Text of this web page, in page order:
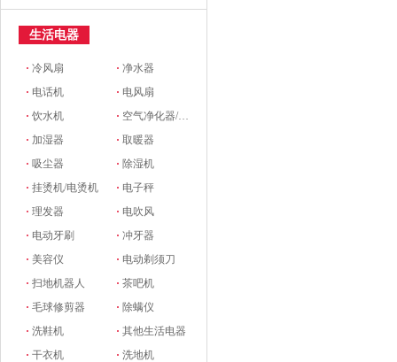
生活电器
·冷风扇 ·净水器
· 电话机 · 电风扇
·饮水机 · 空气净化器/新风系统
· 加湿器 ·取暖器
·吸尘器 · 除湿机
·挂烫机/电烫机 · 电子秤
·理发器 · 电吹风
· 电动牙刷 ·冲牙器
·美容仪 · 电动剃须刀
·扫地机器人 ·茶吧机
·毛球修剪器 · 除螨仪
·洗鞋机 ·其他生活电器
·干衣机 ·洗地机